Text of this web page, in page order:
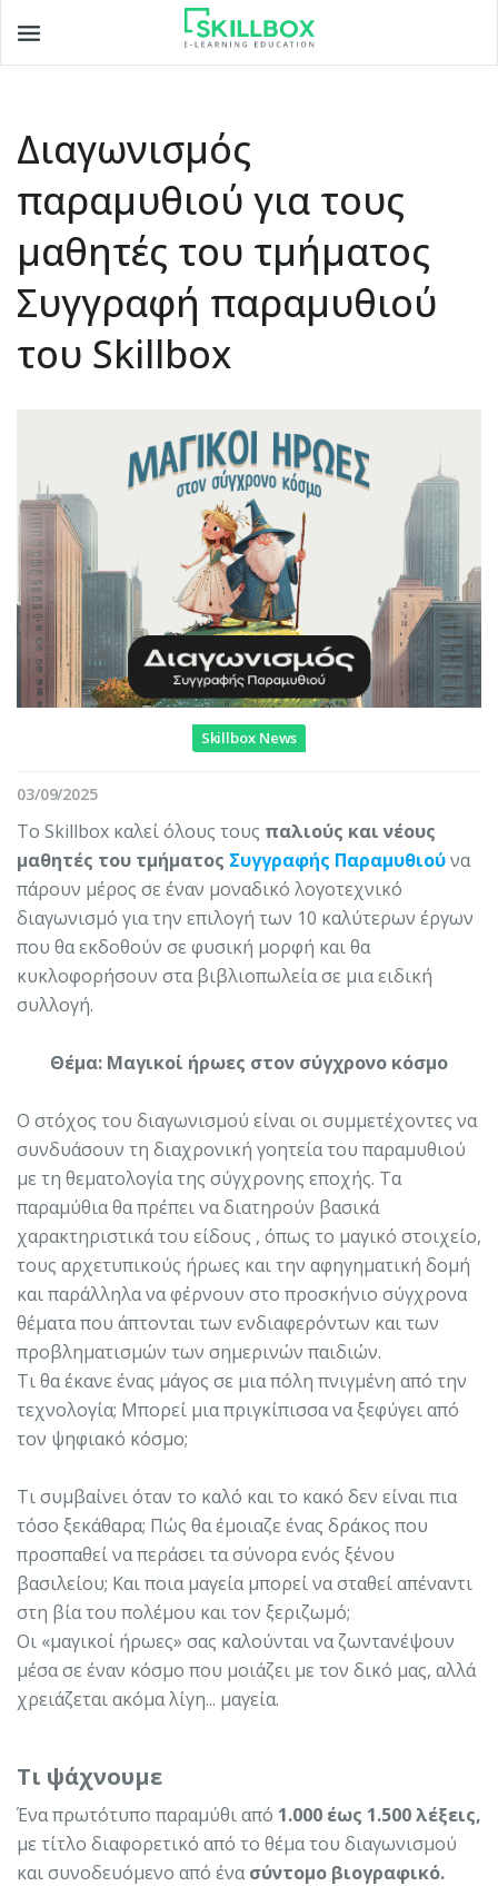
Διαγωνισμός
παραμυθιού για τους
μαθητές του τμήματος
Συγγραφή παραμυθιού
του Skillbox
Skillbox News
03/09/2025
Το Skillbox καλεί όλους τους παλιούς και νέους
μαθητές του τμήματος Συγγραφής Παραμυθιούνα
πάρουν μέρος σε έναν μοναδικό λογοτεχνικό
διαγωνισμό για την επιλογή των 10 καλύτερων έργων
που θα εκδοθούν σε φυσική μορφή και θα
κυκλοφορήσουν στα βιβλιοπωλεία σε μια ειδική
συλλογή.
Θέμα: Μαγικοί ήρωες στον σύγχρονο κόσμο
Ο στόχος του διαγωνισμού είναι οι συμμετέχοντες να
συνδυάσουν τη διαχρονική γοητεία του παραμυθιού
με τη θεματολογία της σύγχρονης εποχής. Τα
παραμύθια θα πρέπει να διατηρούν βασικά
χαρακτηριστικά του είδους , όπως το μαγικό στοιχείο,
τους αρχετυπικούς ήρωες και την αφηγηματική δομή
και παράλληλα να φέρνουν στο προσκήνιο σύγχρονα
θέματα που άπτονται των ενδιαφερόντων και των
προβληματισμών των σημερινών παιδιών.
Τι θα έκανε ένας μάγος σε μια πόλη πνιγμένη από την
τεχνολογία; Μπορεί μια πριγκίπισσα να ξεφύγει από
τον ψηφιακό κόσμο;
Τι συμβαίνει όταν το καλό και το κακό δεν είναι πια
τόσο ξεκάθαρα; Πώς θα έμοιαζε ένας δράκος που
προσπαθεί να περάσει τα σύνορα ενός ξένου
βασιλείου; Και ποια μαγεία μπορεί να σταθεί απέναντι
στη βία του πολέμου και τον ξεριζωμό;
Οι «μαγικοί ήρωες» σας καλούνται να ζωντανέψουν
μέσα σε έναν κόσμο που μοιάζει με τον δικό μας, αλλά
χρειάζεται ακόμα λίγη... μαγεία.
Τι ψάχνουμε
Ένα πρωτότυπο παραμύθι από 1.000 έως 1.500 λέξεις,
με τίτλο διαφορετικό από το θέμα του διαγωνισμού
και συνοδευόμενο από ένασύντομο βιογραφικό.